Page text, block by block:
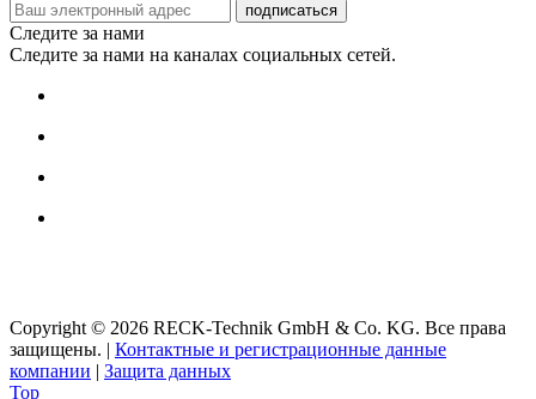
подписаться
Следите за нами
Следите за нами на каналах социальных сетей.
Copyright © 2026 RECK-Technik GmbH & Co. KG. Все права
защищены. | Контактные и регистрационные данные
компании | Защита данных
Top